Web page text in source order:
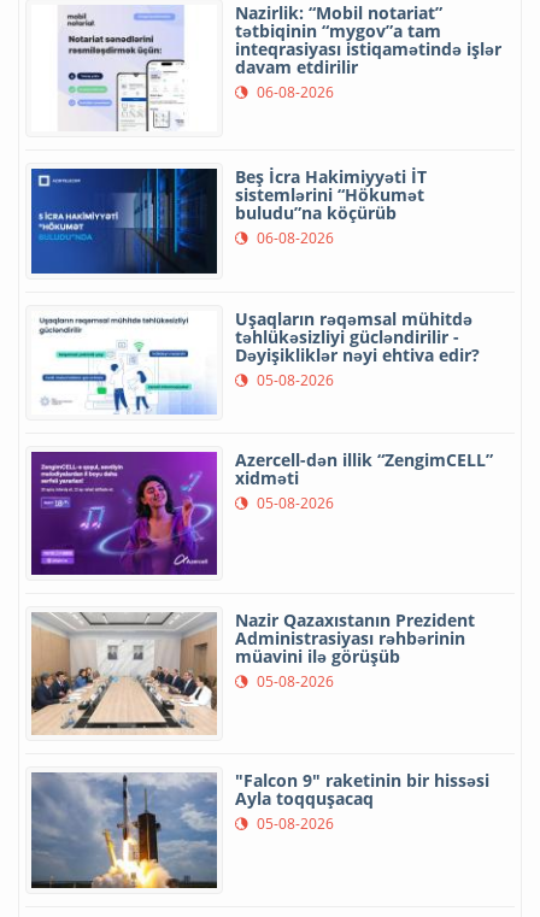
Nazirlik: “Mobil notariat”
tətbiqinin “mygov”a tam
inteqrasiyası istiqamətində işlər
davam etdirilir
06-08-2026
Beş İcra Hakimiyyəti İT
sistemlərini “Hökumət
buludu”na köçürüb
06-08-2026
Uşaqların rəqəmsal mühitdə
təhlükəsizliyi gücləndirilir -
Dəyişikliklər nəyi ehtiva edir?
05-08-2026
Azercell-dən illik “ZengimCELL”
xidməti
05-08-2026
Nazir Qazaxıstanın Prezident
Administrasiyası rəhbərinin
müavini ilə görüşüb
05-08-2026
"Falcon 9" raketinin bir hissəsi
Ayla toqquşacaq
05-08-2026